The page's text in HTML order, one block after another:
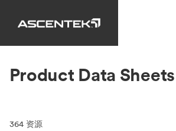
Product Data Sheets
364 资源